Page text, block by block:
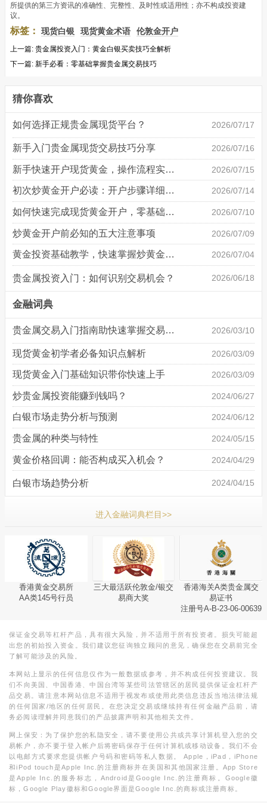
所提供的第三方资讯的准确性、完整性、及时性或适用性；亦不构成投资建
议。
标签： 现货白银 现货黄金术语 伦敦金开户
上一篇: 贵金属投资入门：黄金白银买卖技巧全解析
下一篇: 新手必看：零基础掌握贵金属交易技巧
猜你喜欢
如何选择正规贵金属现货平台？ 2026/07/17
新手入门贵金属现货交易技巧分享 2026/07/16
新手快速开户现货黄金，操作流程实操详解 2026/07/15
初次炒黄金开户必读：开户步骤详细说明 2026/07/14
如何快速完成现货黄金开户，零基础也能轻松上手 2026/07/10
炒黄金开户前必知的五大注意事项 2026/07/09
黄金投资基础教学，快速掌握炒黄金技巧 2026/07/04
贵金属投资入门：如何识别交易机会？ 2026/06/18
金融词典
贵金属交易入门指南助快速掌握交易基础 2026/03/10
现货黄金初学者必备知识点解析 2026/03/09
现货黄金入门基础知识带你快速上手 2026/03/09
炒贵金属投资能赚到钱吗？ 2024/06/27
白银市场走势分析与预测 2024/06/12
贵金属的种类与特性 2024/05/15
黄金价格回调：能否构成买入机会？ 2024/04/29
白银市场趋势分析 2024/04/15
进入金融词典栏目>>
香港黄金交易所
AA类145号行员
三大最活跃伦敦金/银交
易商大奖
香港海关A类贵金属交
易证书
注册号A-B-23-06-00639
保证金交易等杠杆产品，具有很大风险，并不适用于所有投资者。损失可能超
出您的初始投入资金。我们建议您征询独立顾问的意见，确保您在交易前完全
了解可能涉及的风险。
本网站上显示的任何信息仅作为一般数据或参考，并不构成任何投资建议。我
们不向美国、中国香港、中国台湾等某些司法管辖区的居民提供保证金杠杆产
品交易。请注意本网站信息不适用于视发布或使用此类信息违反当地法律法规
的任何国家/地区的任何居民。在您决定交易或继续持有任何金融产品前，请
务必阅读理解并同意我们的产品披露声明和其他相关文件。
网上保安：为了保护您的私隐安全，请不要使用公共或共享计算机登入您的交
易帐户，亦不要于登入帐户后将密码保存于任何计算机或移动设备。我们不会
以电邮方式要求您提供帐户号码和密码等私人数据。 Apple，iPad，iPhone
和iPod touch是Apple Inc.的注册商标并在美国和其他国家注册。App Store
是Apple Inc.的服务标志，Android是Google Inc.的注册商标。Google徽
标，Google Play徽标和Google界面是Google Inc.的商标或注册商标。